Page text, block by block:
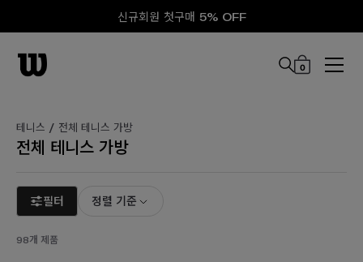
신규회원 첫구매 5% OFF
0
테니스 / 전체 테니스 가방
전체 테니스 가방
필터 정렬 기준
98개 제품